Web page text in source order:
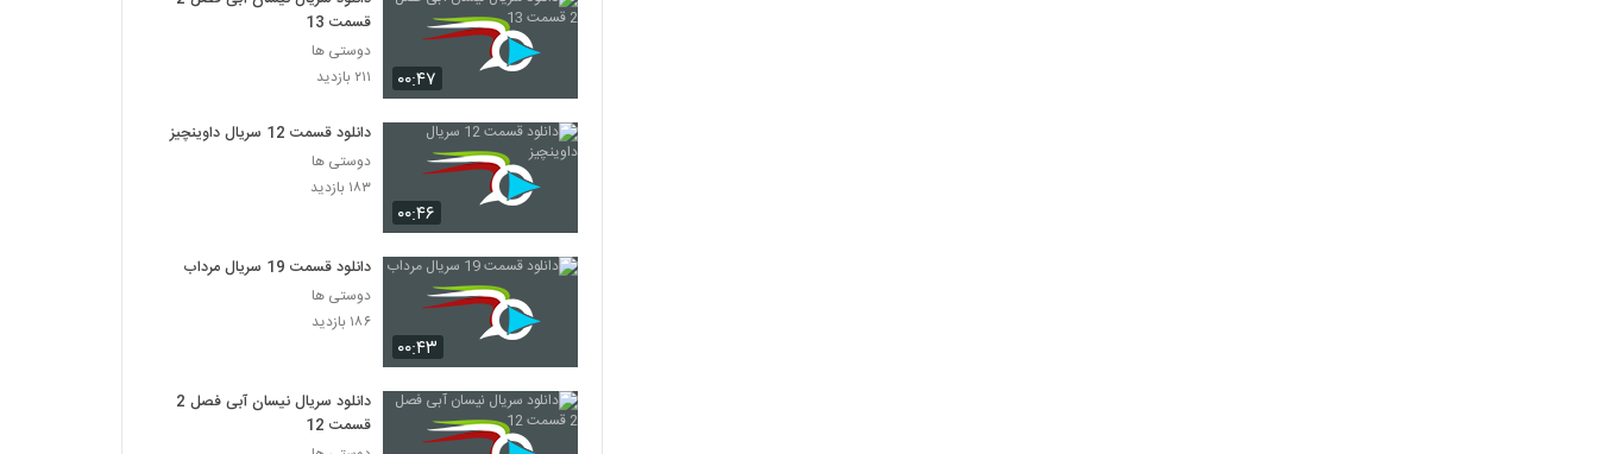
۰۰:۴۷
قسمت 13
دوستی ها
۲۱۱ بازدید
۰۰:۴۶
دانلود قسمت 12 سریال داوینچیز
دوستی ها
۱۸۳ بازدید
۰۰:۴۳
دانلود قسمت 19 سریال مرداب
دوستی ها
۱۸۶ بازدید
دانلود سریال نیسان آبی فصل 2
قسمت 12